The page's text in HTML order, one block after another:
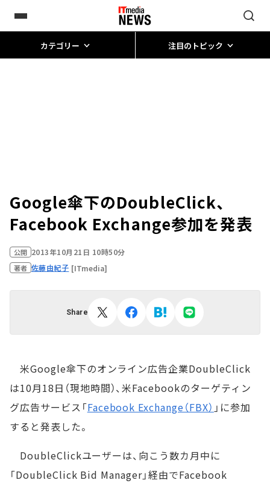
カテゴリー 注目のトピック
Google傘下のDoubleClick、
Facebook Exchange参加を発表
公開 2013年10月21日 10時50分
著者 佐藤由紀子 [ITmedia]
Share
米Google傘下のオンライン広告企業DoubleClick
は10月18日（現地時間）、米Facebookのターゲティン
グ広告サービス「Facebook Exchange（FBX） 」に参加
すると発表した。
DoubleClickユーザーは、向こう数カ月中に
「DoubleClick Bid Manager」経由でFacebook